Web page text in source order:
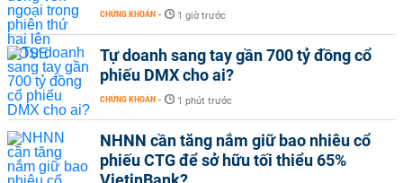
CHỨNG KHOÁN - 1 giờ trước
Tự doanh sang tay gần 700 tỷ đồng cổ
phiếu DMX cho ai?
CHỨNG KHOÁN - 1 phút trước
NHNN cần tăng nắm giữ bao nhiêu cổ
phiếu CTG để sở hữu tối thiểu 65%